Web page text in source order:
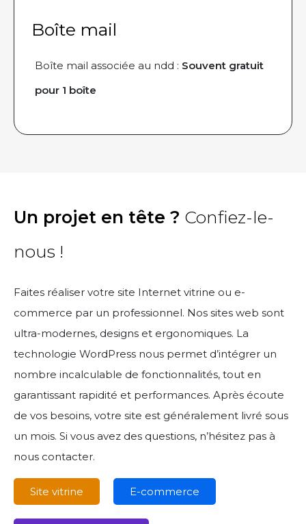
Boîte mail
Boîte mail associée au ndd : Souvent gratuit
pour 1 boîte
Un projet en tête ? Confiez-le-
nous !
Faites réaliser votre site Internet vitrine ou e-
commerce par un professionnel. Nos sites web sont
ultra-modernes, designs et ergonomiques. La
technologie WordPress nous permet d’intégrer un
nombre incalculable de fonctionnalités, tout en
garantissant rapidité et performances. Après écoute
de vos besoins, votre site est généralement livré sous
un mois. Si vous avez des questions, n’hésitez pas à
nous contacter.
Site vitrine E-commerce